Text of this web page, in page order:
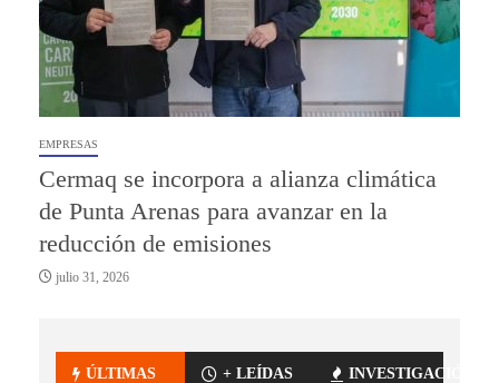
EMPRESAS
Cermaq se incorpora a alianza climática
de Punta Arenas para avanzar en la
reducción de emisiones
julio 31, 2026
ÚLTIMAS + LEÍDAS INVESTIGACIÓN